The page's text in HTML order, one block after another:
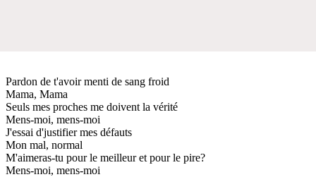
Pardon de t'avoir menti de sang froid
Mama, Mama
Seuls mes proches me doivent la vérité
Mens-moi, mens-moi
J'essai d'justifier mes défauts
Mon mal, normal
M'aimeras-tu pour le meilleur et pour le pire?
Mens-moi, mens-moi